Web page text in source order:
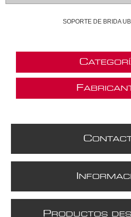
SOPORTE DE BRIDA
C
F
C
PRODUCTOS